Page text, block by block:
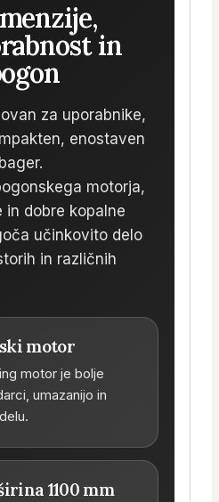
in
za uporabnike,
enostaven
motorja,
in dobre kopalne
učinkovito delo
in različnih
motor
motor je bolje
umazanijo in
1100 mm